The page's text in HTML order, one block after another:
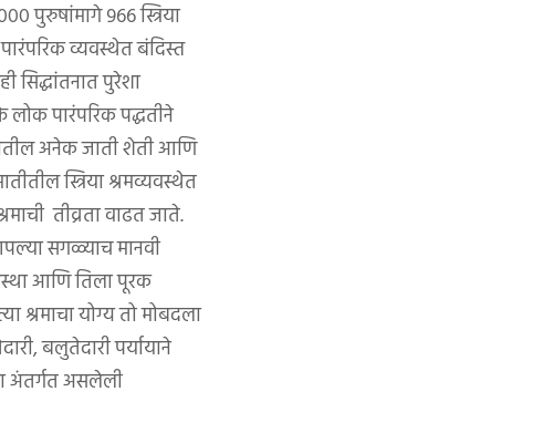
पुरुषांमागे ९६६ स्त्रिया
व्यवस्थेत बंदिस्त
सिद्धांतनात पुरेशा
पारंपरिक पद्धतीने
अनेक जाती शेती आणि
स्त्रिया श्रमव्यवस्थेत
तीव्रता वाढत जाते.
सगळ्याच मानवी
आणि तिला पूरक
श्रमाचा योग्य तो मोबदला
बलुतेदारी पर्यायाने
अंतर्गत असलेली